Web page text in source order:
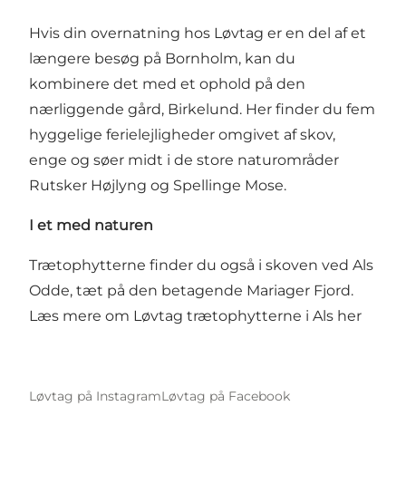
Hvis din overnatning hos Løvtag er en del af et
længere besøg på Bornholm, kan du
kombinere det med et ophold på den
nærliggende gård, Birkelund. Her finder du fem
hyggelige ferielejligheder omgivet af skov,
enge og søer midt i de store naturområder
Rutsker Højlyng og Spellinge Mose.
I et med naturen
Trætophytterne finder du også i skoven ved Als
Odde, tæt på den betagende Mariager Fjord.
Læs mere om Løvtag trætophytterne i Als her
Løvtag på InstagramLøvtag på Facebook